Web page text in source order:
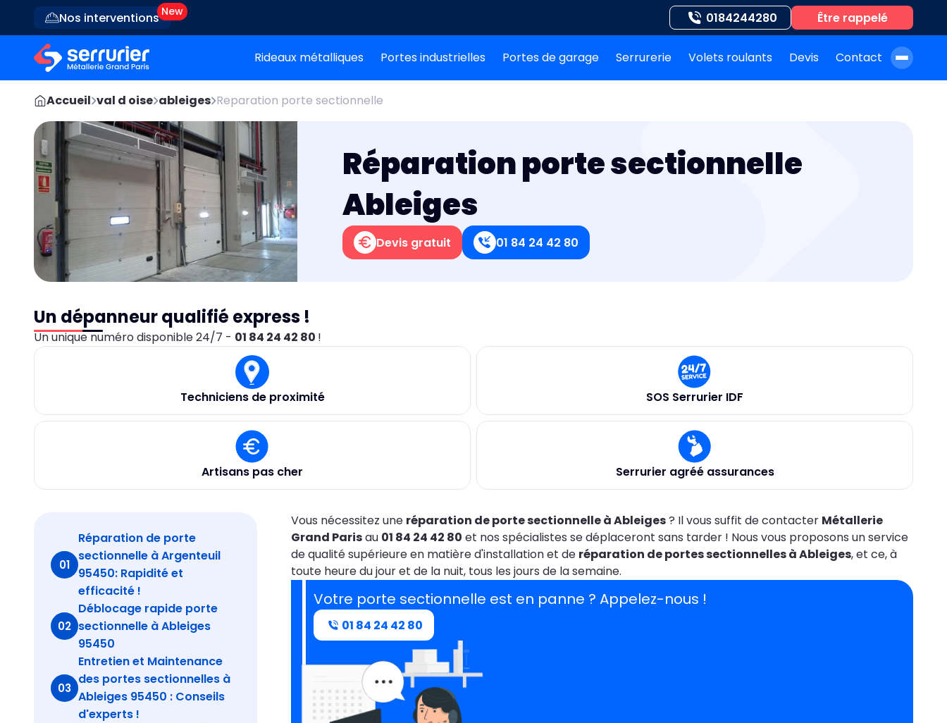
Nos interventions 0184244280 Être rappelé
Rideaux métalliques Portes industrielles Portes de garage Serrurerie Volets roulants Devis Contact
Nos auteurs
Accueil val d oise ableiges Reparation porte sectionnelle
Réparation porte sectionnelle
Ableiges
Devis gratuit 01 84 24 42 80
Un dépanneur qualifié express !
Un unique numéro disponible 24/7 - 01 84 24 42 80 !
Techniciens de proximité SOS Serrurier IDF
Artisans pas cher Serrurier agréé assurances
01
Réparation de porte
sectionnelle à Argenteuil
95450: Rapidité et
efficacité !
02
Déblocage rapide porte
sectionnelle à Ableiges
95450
03
Entretien et Maintenance
des portes sectionnelles à
Ableiges 95450 : Conseils
d'experts !
Vous nécessitez une réparation de porte sectionnelle àAbleiges? Il vous suffit de contacter Métallerie
Grand Parisau 01 84 24 42 80 et nos spécialistes se déplaceront sans tarder ! Nous vous proposons un service
de qualité supérieure en matière d'installation et de réparation de portes sectionnelles à Ableiges, et ce, à
toute heure du jour et de la nuit, tous les jours de la semaine.
Votre porte sectionnelle est en panne ? Appelez-nous !
01 84 24 42 80